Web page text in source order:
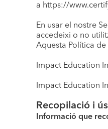
a https://
En usar el nostre
accedeixi o no
Aquesta Política
Impact Education
Impact Education
Recopilació i
Informació que